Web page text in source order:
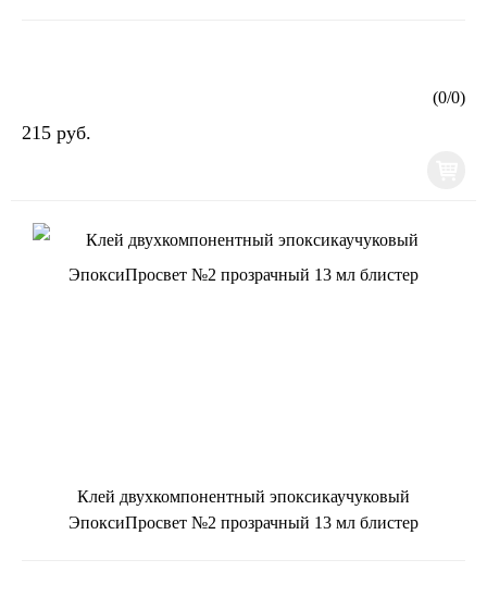
(0/0)
215 руб.
Клей двухкомпонентный эпоксикаучуковый
ЭпоксиПросвет №2 прозрачный 13 мл блистер